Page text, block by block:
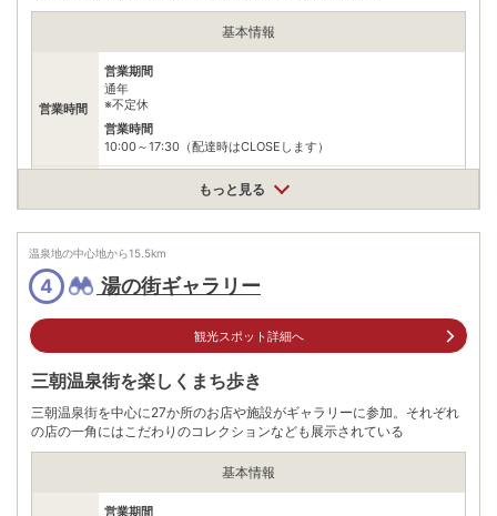
基本情報
営業時間
営業期間
通年
※不定休
営業時間
10:00～17:30（配達時はCLOSEします）
三朝飲泉水発芽玄米自家製麹生甘酒：400円 完熟梅ジュース：
400円 珈琲：350円
鳥取県東伯郡三朝町三朝910-7
車
公共交通機関
JR倉吉駅よりバス「三朝温泉行き」に乗車し、バス停「三朝温
乗車時間は約２０分
駐車場
無料（8台）
※三朝温泉観光協会の駐車場の利用
もっと見る
温泉地の中心地から15.5km
4 湯の街ギャラリー
観光スポット詳細へ
三朝温泉街を楽しくまち歩き
三朝温泉街を中心に27か所のお店や施設がギャラリーに参加。それぞれ
の店の一角にはこだわりのコレクションなども展示されている
基本情報
営業期間